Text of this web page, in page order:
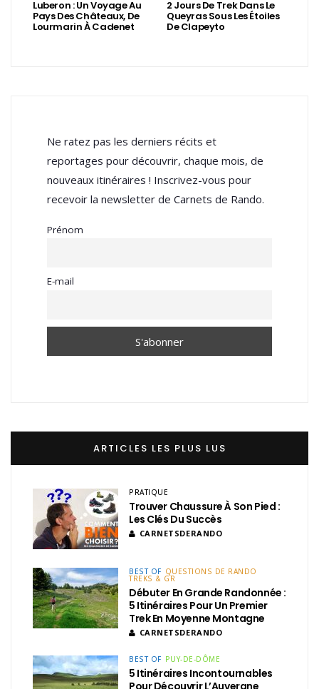
Luberon : Un Voyage Au
Pays Des Châteaux, De
Lourmarin À Cadenet
2 Jours De Trek Dans Le
Queyras Sous Les Étoiles
De Clapeyto
Ne ratez pas les derniers récits et
reportages pour découvrir, chaque mois, de
nouveaux itinéraires ! Inscrivez-vous pour
recevoir la newsletter de Carnets de Rando.
Prénom
E-mail
ARTICLES LES PLUS LUS
PRATIQUE
Trouver Chaussure À Son Pied :
Les Clés Du Succès
CARNETSDERANDO
BEST OF QUESTIONS DE RANDO
TREKS & GR
Débuter En Grande Randonnée :
5 Itinéraires Pour Un Premier
Trek En Moyenne Montagne
CARNETSDERANDO
BEST OF PUY-DE-DÔME
5 Itinéraires Incontournables